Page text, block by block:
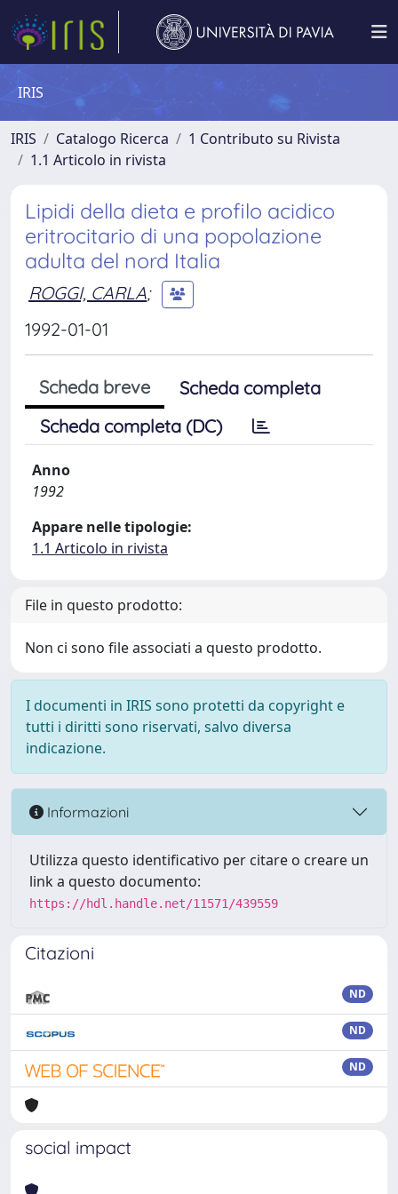
IRIS
IRIS Catalogo Ricerca
1 Contributo su Rivista
1.1 Articolo in rivista
Lipidi della dieta e profilo acidico
eritrocitario di una popolazione
adulta del nord Italia
ROGGI, CARLA;
1992-01-01
Scheda breve
Scheda completa
Scheda completa (DC)
Anno
1992
Appare nelle tipologie:
1.1 Articolo in rivista
File in questo prodotto:
Non ci sono file associati a questo prodotto.
I documenti in IRIS sono protetti da copyright e
tutti i diritti sono riservati, salvo diversa
indicazione.
Informazioni
Utilizza questo identificativo per citare o creare un
link a questo documento:
https://hdl.handle.net/11571/439559
Citazioni
ND
ND
ND
social impact